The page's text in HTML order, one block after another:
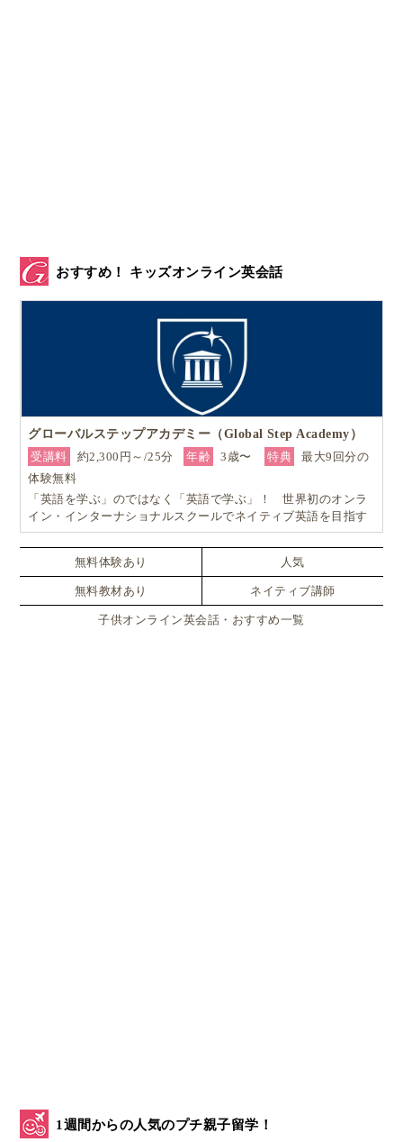
おすすめ！ キッズオンライン英会話
グローバルステップアカデミー（Global Step Academy）
受講料
約2,300円～/25分 年齢 3歳〜 特典
最大9回分の
体験無料
「英語を学ぶ」のではなく「英語で学ぶ」！ 世界初のオンラ
イン・インターナショナルスクールでネイティブ英語を目指す
無料体験あり 人気
無料教材あり ネイティブ講師
子供オンライン英会話・おすすめ一覧
1週間からの人気のプチ親子留学！